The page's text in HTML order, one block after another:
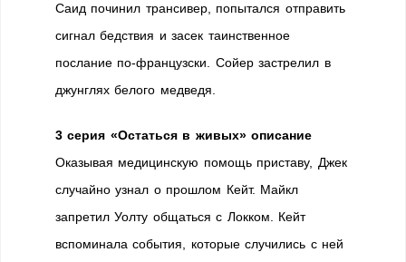
Саид починил трансивер, попытался отправить
сигнал бедствия и засек таинственное
послание по-французски. Сойер застрелил в
джунглях белого медведя.
3 серия «Остаться в живых» описание
Оказывая медицинскую помощь приставу, Джек
случайно узнал о прошлом Кейт. Майкл
запретил Уолту общаться с Локком. Кейт
вспоминала события, которые случились с ней